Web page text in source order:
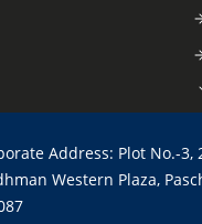
Address: Plot No.-3,
Western Plaza,